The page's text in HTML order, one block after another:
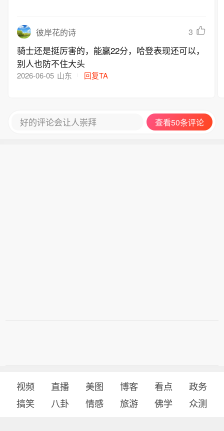
彼岸花的诗 3
骑士还是挺厉害的，能赢22分，哈登表现还可以，
别人也防不住大头
2026-06-05 山东 回复TA
好的评论会让人崇拜 查看50条评论
视频 直播 美图 博客 看点
政务
搞笑
八卦 情感 旅游 佛学 众测